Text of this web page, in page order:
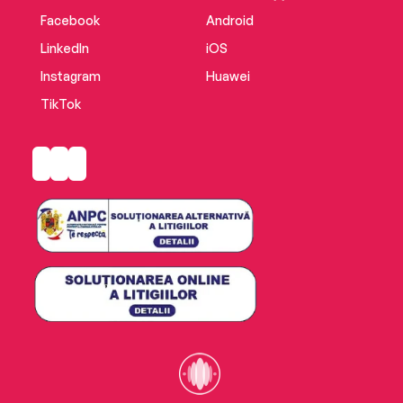
Facebook
LinkedIn
Instagram
TikTok
Android
iOS
Huawei